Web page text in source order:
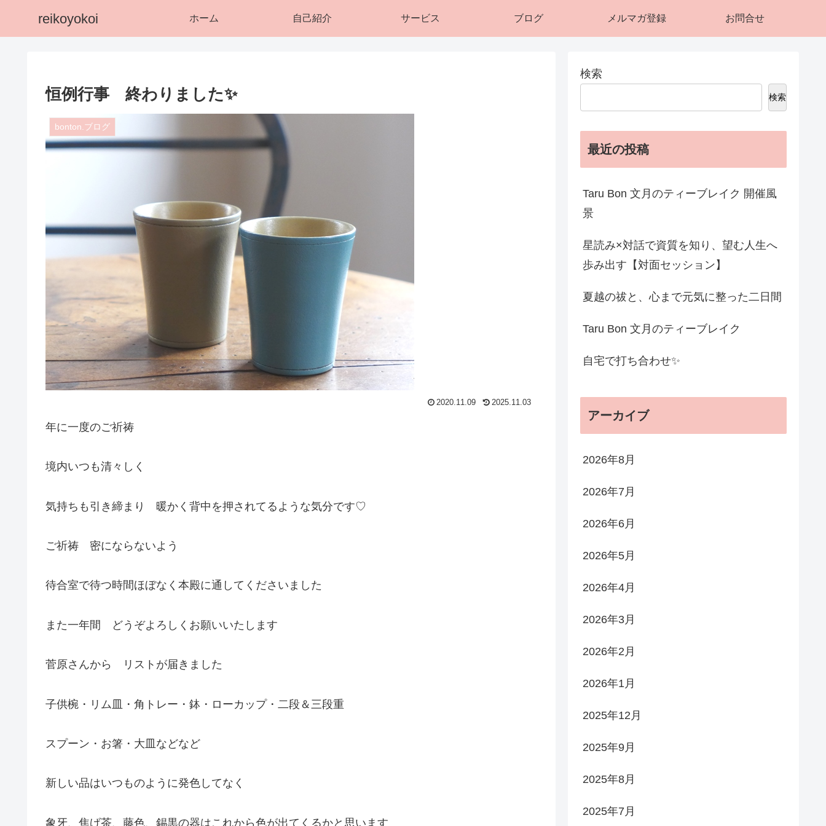
reikoyokoi ホーム 自己紹介 サービス ブログ メルマガ登録 お問合せ
恒例行事 終わりました✨
bonton.ブログ
2020.11.09 2025.11.03
年に一度のご祈祷
境内いつも清々しく
気持ちも引き締まり 暖かく背中を押されてるような気分です♡
ご祈祷 密にならないよう
待合室で待つ時間ほぼなく本殿に通してくださいました
また一年間 どうぞよろしくお願いいたします
菅原さんから リストが届きました
子供椀・リム皿・角トレー・鉢・ローカップ・二段＆三段重
スプーン・お箸・大皿などなど
新しい品はいつものように発色してなく
象牙、焦げ茶、藤色、錫黒の器はこれから色が出てくるかと思います
検索
検索
最近の投稿
Taru Bon 文月のティーブレイク 開催風
景
星読み×対話で資質を知り、望む人生へ
歩み出す【対面セッション】
夏越の祓と、心まで元気に整った二日間
Taru Bon 文月のティーブレイク
自宅で打ち合わせ✨
アーカイブ
2026年8月
2026年7月
2026年6月
2026年5月
2026年4月
2026年3月
2026年2月
2026年1月
2025年12月
2025年9月
2025年8月
2025年7月